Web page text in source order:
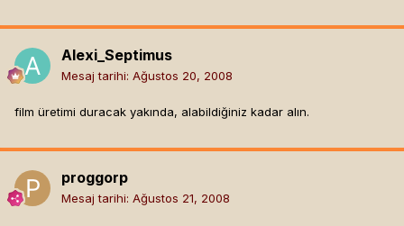
Alexi_Septimus
Mesaj tarihi: Ağustos 20, 2008
film üretimi duracak yakında, alabildiğiniz kadar alın.
proggorp
Mesaj tarihi: Ağustos 21, 2008